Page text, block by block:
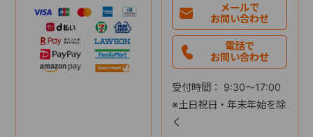
メールで
お問い合わせ
電話で
お問い合わせ
受付時間： 9:30～17:00
※土日祝日・年末年始を除
く